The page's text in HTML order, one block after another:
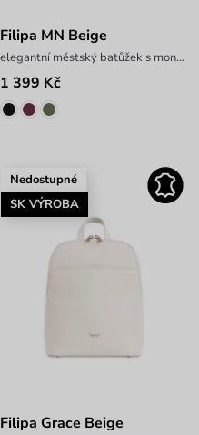
Filipa MN Beige
elegantní městský batůžek s monogramem
1 399 Kč
Nedostupné
SK VÝROBA
Filipa Grace Beige